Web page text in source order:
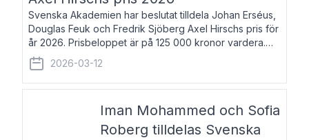
Svenska Akademien har beslutat tilldela Johan Erséus,
Douglas Feuk och Fredrik Sjöberg Axel Hirschs pris för
år 2026. Prisbeloppet är på 125 000 kronor vardera.
Johan Erséus, född 1959, är fackboksförfattare och
journalist med mångårigt för
2026-03-12
Iman Mohammed och Sofia
Roberg tilldelas Svenska